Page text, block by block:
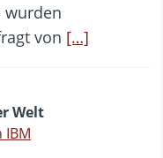
wurden
von […]
Welt